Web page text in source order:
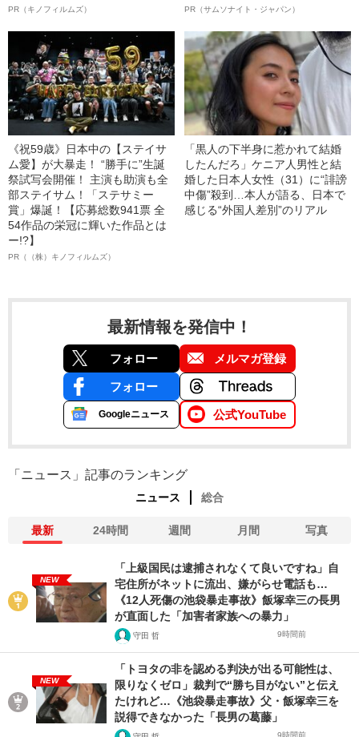
PR（キノフィルムズ） PR（サムソナイト・ジャパン）
《祝59歳》日本中の【ステイサ
ム愛】が大暴走！ “勝手に”生誕
祭試写会開催！ 主演も助演も全
部ステイサム！「ステサミー
賞」爆誕！【応募総数941票 全
54作品の栄冠に輝いた作品とは
ー!?】
PR（（株）キノフィルムズ）
「黒人の下半身に惹かれて結婚
したんだろ」ケニア人男性と結
婚した日本人女性（31）に“誹謗
中傷”殺到…本人が語る、日本で
感じる“外国人差別”のリアル
最新情報を発信中！
フォロー メルマガ登録
フォロー
Googleニュース 公式YouTube
「ニュース」記事のランキング
ニュース 総合
最新 24時間 週間 月間 写真
NEW
「上級国民は逮捕されなくて良いですね」自
宅住所がネットに流出、嫌がらせ電話も…
《12人死傷の池袋暴走事故》飯塚幸三の長男
が直面した「加害者家族への暴力」
守田 哲 9時間前
NEW
「トヨタの非を認める判決が出る可能性は、
限りなくゼロ」裁判で“勝ち目がない”と伝え
たけれど…《池袋暴走事故》父・飯塚幸三を
説得できなかった「長男の葛藤」